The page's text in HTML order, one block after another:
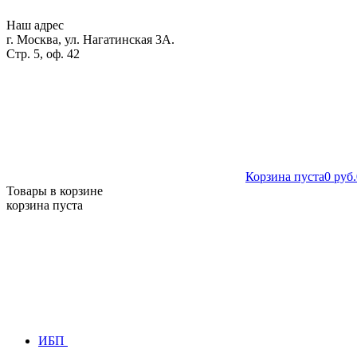
Наш адрес
г. Москва, ул. Нагатинская 3А.
Стр. 5, оф. 42
Корзина пуста0 руб.
Товары в корзине
корзина пуста
ИБП